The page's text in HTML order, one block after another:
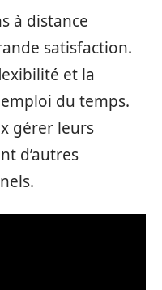
à distance
satisfaction.
et la
du temps.
gérer leurs
d’autres